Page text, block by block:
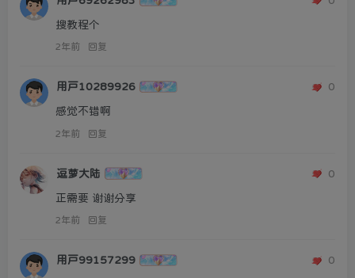
搜教程个
2年前 回复
用户10289926 0
感觉不错啊
2年前 回复
逗萝大陆 0
正需要 谢谢分享
2年前 回复
用户99157299 0